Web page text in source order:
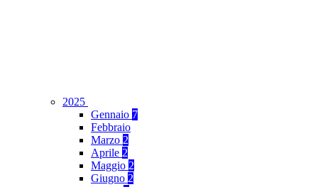
2025
Gennaio 7
Febbraio
Marzo 2
Aprile 2
Maggio 2
Giugno 2